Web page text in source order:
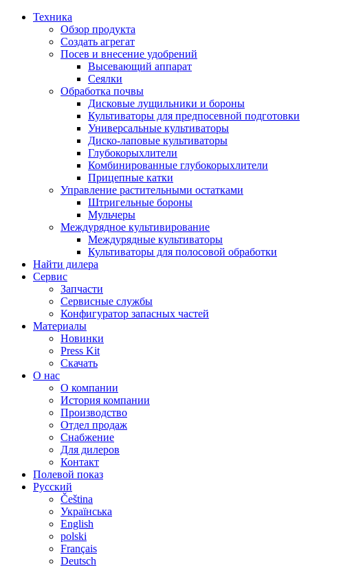
Техника
Обзор продукта
Создать агрегат
Посев и внесение удобрений
Высевающий аппарат
Сеялки
Oбработка почвы
Дисковые лущильники и бороны
Культиваторы для предпосевной подготовки
Универсальные культиваторы
Диско-лаповые культиваторы
Глубокорыхлители
Комбинированные глубокорыхлители
Прицепные катки
Управление растительными остатками
Штригельные бороны
Мульчеры
Междурядное культивирование
Междурядные культиваторы
Культиваторы для полосовой обработки
Найти дилера
Сервис
Запчасти
Сервисные службы
Конфигуратор запасных частей
Материалы
Новинки
Press Kit
Скачать
О нас
О компании
История компании
Производство
Отдел продаж
Cнабжение
Для дилеров
Контакт
Полевой показ
Русский
Čeština
Українська
English
polski
Français
Deutsch